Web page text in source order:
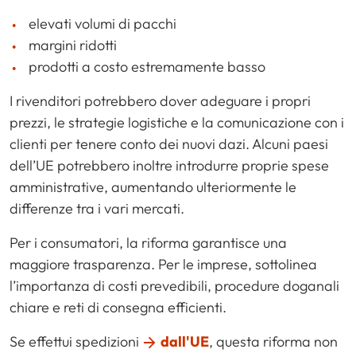
elevati volumi di pacchi
margini ridotti
prodotti a costo estremamente basso
I rivenditori potrebbero dover adeguare i propri
prezzi, le strategie logistiche e la comunicazione con i
clienti per tenere conto dei nuovi dazi. Alcuni paesi
dell’UE potrebbero inoltre introdurre proprie spese
amministrative, aumentando ulteriormente le
differenze tra i vari mercati.
Per i consumatori, la riforma garantisce una
maggiore trasparenza. Per le imprese, sottolinea
l’importanza di costi prevedibili, procedure doganali
chiare e reti di consegna efficienti.
Se effettui spedizioni
dall'UE, questa riforma non